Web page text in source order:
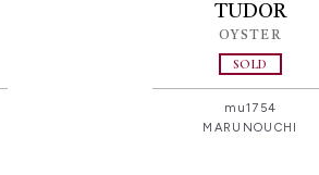
TUDOR
OYSTER
SOLD
mu1754
MARUNOUCHI